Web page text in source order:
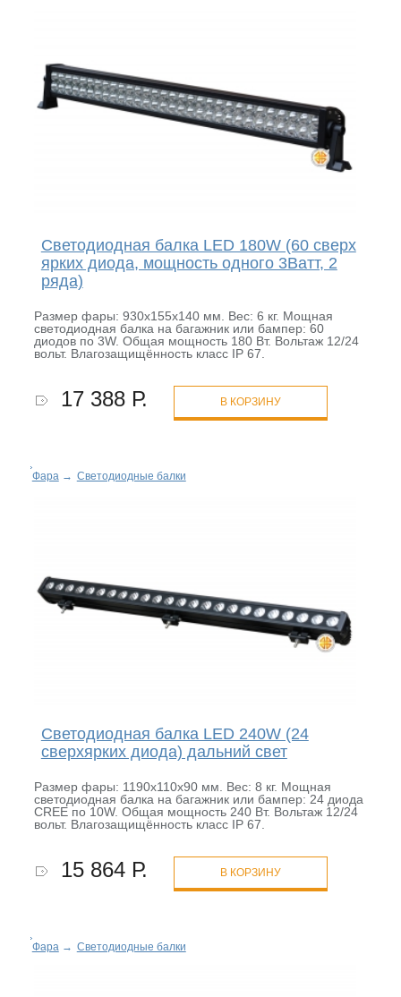
Светодиодная балка LED 180W (60 сверх
ярких диода, мощность одного 3Ватт, 2
ряда)
Размер фары: 930х155х140 мм. Вес: 6 кг. Мощная
светодиодная балка на багажник или бампер: 60
диодов по 3W. Общая мощность 180 Вт. Вольтаж 12/24
вольт. Влагозащищённость класс IP 67.
17 388 Р. В КОРЗИНУ
Фара→ Светодиодные балки
Светодиодная балка LED 240W (24
сверхярких диода) дальний свет
Размер фары: 1190х110х90 мм. Вес: 8 кг. Мощная
светодиодная балка на багажник или бампер: 24 диода
CREE по 10W. Общая мощность 240 Вт. Вольтаж 12/24
вольт. Влагозащищённость класс IP 67.
15 864 Р. В КОРЗИНУ
Фара→ Светодиодные балки